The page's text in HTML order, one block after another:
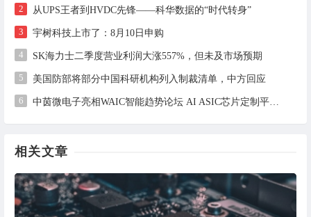
2 从UPS王者到HVDC先锋——科华数据的“时代转身”
3 宇树科技上市了：8月10日申购
4 SK海力士二季度营业利润大涨557%，但未及市场预期
5 美国防部将部分中国科研机构列入制裁清单，中方回应
6 中茵微电子亮相WAIC智能趋势论坛 AI ASIC芯片定制平台赋能工业AI落地
相关文章